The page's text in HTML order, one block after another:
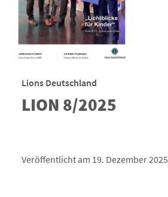
Lions Deutschland
LION 8/2025
Veröffentlicht am 19. Dezember 2025